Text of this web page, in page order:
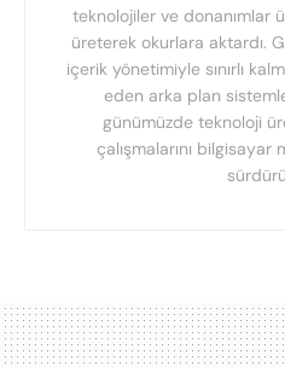
teknolojiler ve donanımlar
üreterek okurlara aktardı.
içerik yönetimiyle sınırlı
eden arka plan
günümüzde teknoloji
çalışmalarını bilgisayar